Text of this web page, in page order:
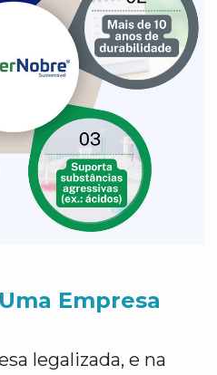
Empresa
legalizada, e na